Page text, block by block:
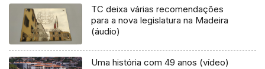
TC deixa várias recomendações
para a nova legislatura na Madeira
(áudio)
Uma história com 49 anos (vídeo)